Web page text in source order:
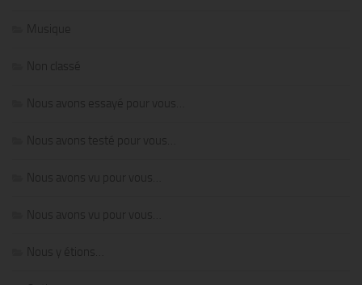
Musique
Non classé
Nous avons essayé pour vous…
Nous avons testé pour vous…
Nous avons vu pour vous…
Nous avons vu pour vous…
Nous y étions…